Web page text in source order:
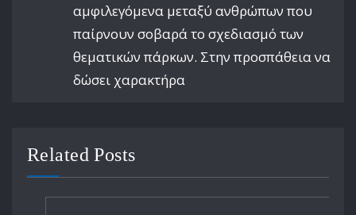
αμφιλεγόμενα μεταξύ ανθρώπων που
παίρνουν σοβαρά το σχεδιασμό των
θεματικών πάρκων. Στην προσπάθεια να
δώσει χαρακτήρα
Related Posts